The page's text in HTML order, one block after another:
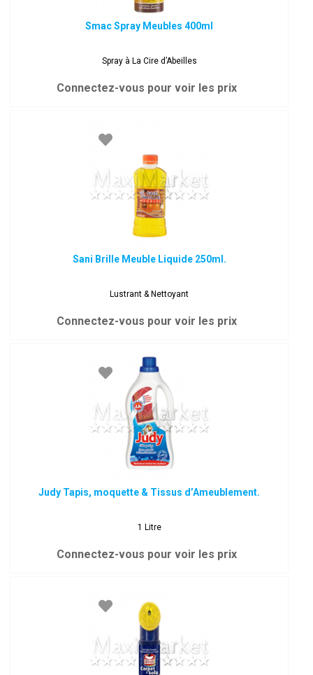
Smac Spray Meubles 400ml
Spray à La Cire d’Abeilles
Connectez-vous pour voir les prix
Sani Brille Meuble Liquide 250ml.
Lustrant & Nettoyant
Connectez-vous pour voir les prix
Judy Tapis, moquette & Tissus d’Ameublement.
1 Litre
Connectez-vous pour voir les prix